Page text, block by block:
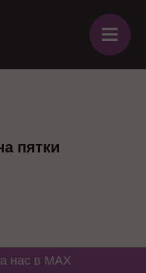
≡
пятки
нас в MAX